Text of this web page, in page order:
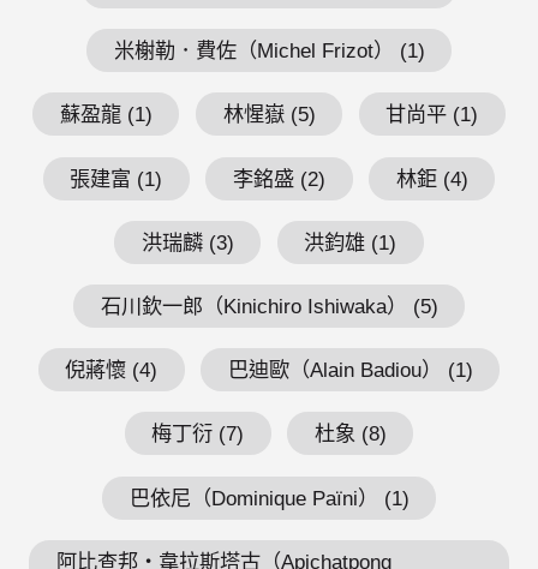
米榭勒．費佐（Michel Frizot） (1)
蘇盈龍 (1) 林惺嶽 (5) 甘尚平 (1)
張建富 (1) 李銘盛 (2) 林鉅 (4)
洪瑞麟 (3) 洪鈞雄 (1)
石川欽一郎（Kinichiro Ishiwaka） (5)
倪蔣懷 (4) 巴迪歐（Alain Badiou） (1)
梅丁衍 (7) 杜象 (8)
巴依尼（Dominique Païni） (1)
阿比查邦・韋拉斯塔古（Apichatpong